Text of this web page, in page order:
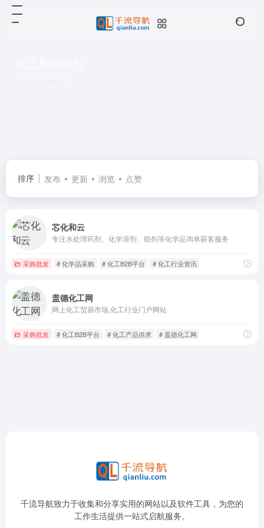
排序 发布 更新 浏览 点赞
芯化和云
专注水处理药剂、化学溶剂、助剂等化学品询单获客服务​
采购批发 # 化学品采购 # 化工B2B平台 # 化工行业资讯
盖德化工网
网上化工贸易市场,化工行业门户网站
采购批发 # 化工B2B平台 # 化工产品供求 # 盖德化工网
千流导航致力于收集和分享实用的网站以及软件工具，为您的
工作生活提供一站式启航服务。